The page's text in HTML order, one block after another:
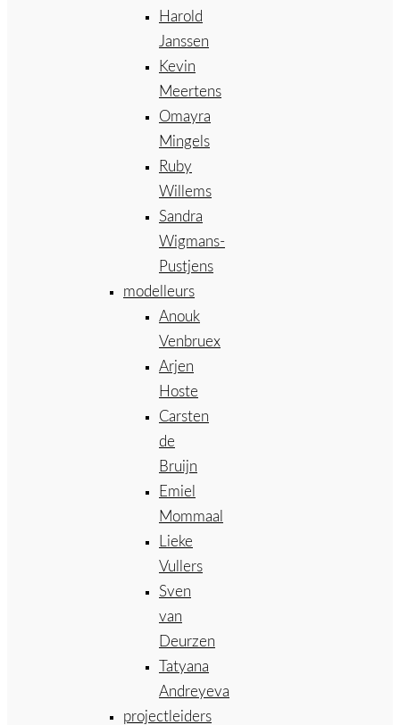
Harold
Janssen
Kevin
Meertens
Omayra
Mingels
Ruby
Willems
Sandra
Wigmans-
Pustjens
modelleurs
Anouk
Venbruex
Arjen
Hoste
Carsten
de
Bruijn
Emiel
Mommaal
Lieke
Vullers
Sven
van
Deurzen
Tatyana
Andreyeva
projectleiders